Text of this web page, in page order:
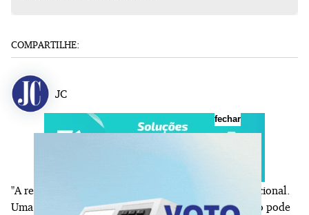
COMPARTILHE:
JC
"A reforma tributária aumenta o custo do erro operacional.
Uma divergência que antes gerava retrabalho interno pode
fechar